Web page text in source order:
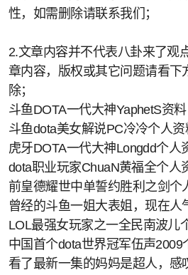
性，如需删除请联系我们；
2.文章内容并不代表八卦来了观
章内容，版权或其它问题请看下
除；
斗鱼DOTA一代大神YaphetS资料
斗鱼dota美女解说PC冷冷个人资
虎牙DOTA一代大神Longdd个人
dota职业玩家ChuaN黄福全个人
前皇德耀世中单誓约胜利之剑个
曾经的斗鱼一姐大表姐，现在人
LOL最强女玩家之一全民南波儿
中国首个dota世界冠军伍声2009
看了最新一集的妈妈是超人，感